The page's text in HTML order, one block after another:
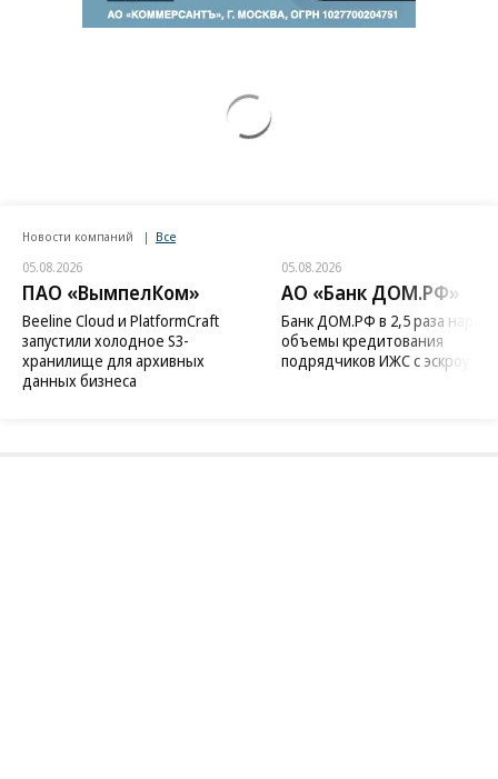
Новости компаний Все
05.08.2026
ПАО «ВымпелКом»
Beeline Cloud и PlatformCraft
запустили холодное S3-
хранилище для архивных
данных бизнеса
05.08.2026
АО «Банк ДОМ.РФ»
Банк ДОМ.РФ в 2,5 раза
объемы кредитования
подрядчиков ИЖС с эскроу